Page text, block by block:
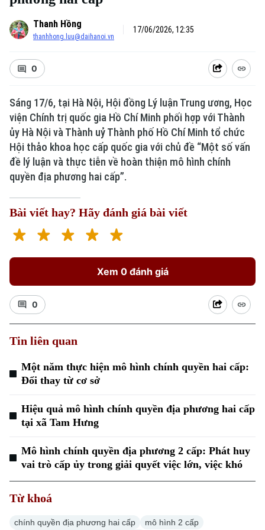
Xu hướng
Chuyên mục
Thời sự
Thanh Hồng
thanhhong.luu@daihanoi.vn
17/06/2026, 12:35
0
Sáng 17/6, tại Hà Nội, Hội đồng Lý luận Trung ương, Học
viện Chính trị quốc gia Hồ Chí Minh phối hợp với Thành
ủy Hà Nội và Thành uỷ Thành phố Hồ Chí Minh tổ chức
Hội thảo khoa học cấp quốc gia với chủ đề “Một số vấn
đề lý luận và thực tiễn về hoàn thiện mô hình chính
quyền địa phương hai cấp”.
Bài viết hay? Hãy đánh giá bài viết
Xem 0 đánh giá
0
Tin liên quan
Một năm thực hiện mô hình chính quyền hai cấp:
Đổi thay từ cơ sở
Hiệu quả mô hình chính quyền địa phương hai cấp
tại xã Tam Hưng
Mô hình chính quyền địa phương 2 cấp: Phát huy
vai trò cấp ủy trong giải quyết việc lớn, việc khó
Từ khoá
chính quyền địa phương hai cấp
mô hình 2 cấp